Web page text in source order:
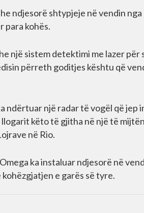
ndjesorë shtypjeje në vendin
para kohës.
një sistem detektimi me lazer
përreth goditjes kështu që
ndërtuar një radar të vogël që
këto të gjitha në një të
në Rio.
ka instaluar ndjesorë në
e garës së tyre.